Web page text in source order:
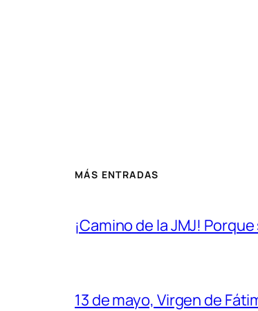
MÁS ENTRADAS
¡Camino de la JMJ!
13 de mayo, Virgen de